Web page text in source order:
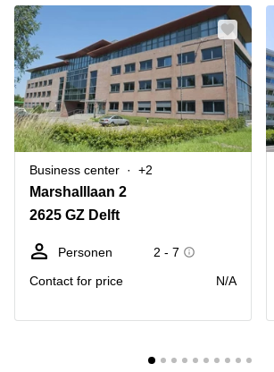
Flexplekken
Coworking
Spaces
Vergaderruimten
Virtueel
Kantoor
Bedrijfsruimte
Oost
Amsterdam
Westpoort
Bergen
op
Zoom
Amersfoort
Breda
Hengelo
Hilversum
Hoofddorp
Kantoor
huren
Bergen
op
Zoom
Kantoor
huren
Tiel
Kantoor
huren
Reeuwijk
Business
Arnhem
Voeg je kantoorruimte toe
Huurprijs
Log in
Business center +2
Marshalllaan 2
2625 GZ Delft
Personen
2 - 7
Contact for price
N/A